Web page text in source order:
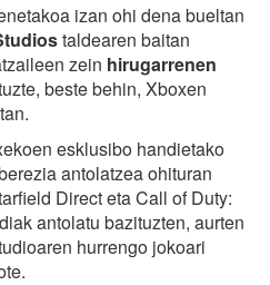
izan ohi dena bueltan
taldearen baitan
zein hirugarrenen
beste behin, Xboxen
esklusibo handietako
antolatzea ohituran
Direct eta Call of Duty:
antolatu bazituzten, aurten
hurrengo jokoari